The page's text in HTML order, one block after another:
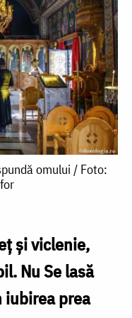
omului / Foto:
și viclenie,
Nu Se lasă
iubirea prea